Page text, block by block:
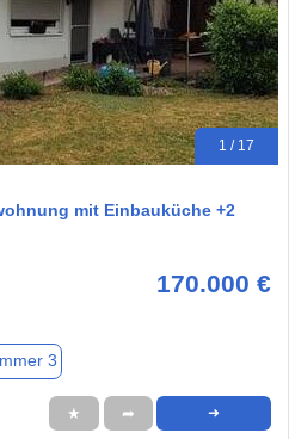
1 / 17
mit Einbauküche +2
170.000 €
3
★ ➦ ➜